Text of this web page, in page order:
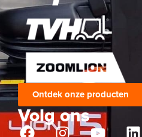
Ontdek onze producten
Volg ons